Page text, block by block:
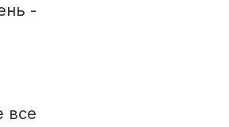
-
все